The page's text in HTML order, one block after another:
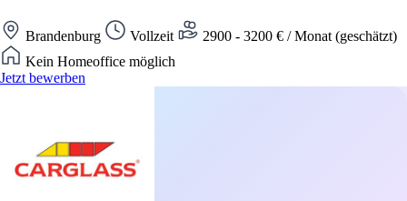
Brandenburg Vollzeit
2900 - 3200 € / Monat (geschätzt)
Kein Homeoffice möglich
Jetzt bewerben